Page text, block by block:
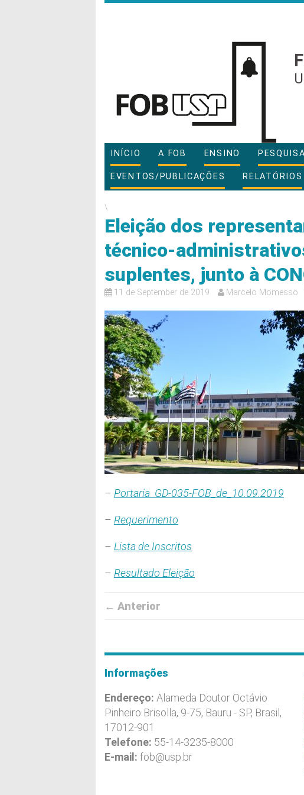
INÍCIO A FOB ENSINO PESQUISA
EVENTOS/PUBLICAÇÕES RELATÓRIOS
\
Eleição dos
técnico-
suplentes, junto à
11 de September de 2019 Marcelo Momesso
– Portaria GD-035-FOB_de_10.09.2019
– Requerimento
– Lista de Inscritos
– Resultado Eleição
← Anterior
Informações
Endereço: Alameda Doutor Octávio
Pinheiro Brisolla, 9-75, Bauru - SP, Brasil,
17012-901
Telefone: 55-14-3235-8000
E-mail: fob@usp.br